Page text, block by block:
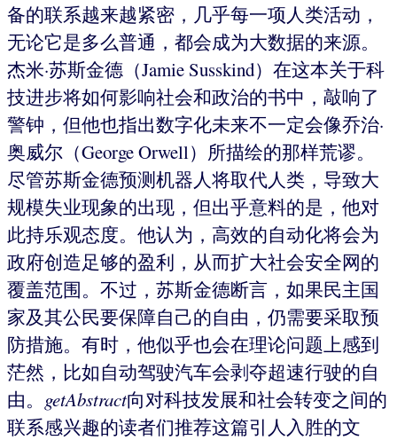
备的联系越来越紧密，几乎每一项人类活动，
无论它是多么普通，都会成为大数据的来源。
杰米·苏斯金德（Jamie Susskind）在这本关于科
技进步将如何影响社会和政治的书中，敲响了
警钟，但他也指出数字化未来不一定会像乔治·
奥威尔（George Orwell）所描绘的那样荒谬。
尽管苏斯金德预测机器人将取代人类，导致大
规模失业现象的出现，但出乎意料的是，他对
此持乐观态度。他认为，高效的自动化将会为
政府创造足够的盈利，从而扩大社会安全网的
覆盖范围。不过，苏斯金德断言，如果民主国
家及其公民要保障自己的自由，仍需要采取预
防措施。有时，他似乎也会在理论问题上感到
茫然，比如自动驾驶汽车会剥夺超速行驶的自
由。 getAbstract向对科技发展和社会转变之间的
联系感兴趣的读者们推荐这篇引人入胜的文